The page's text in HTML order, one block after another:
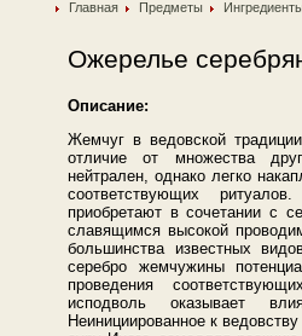
Главная Предметы
Ожерелье
Описание:
Жемчуг в ведовской
отличие от множества
нейтрален, однако легко
соответствующих
приобретают в сочетании с
славящимся высокой
большинства известных
серебро жемчужины
проведения
исподволь оказывает
Неинициированное к